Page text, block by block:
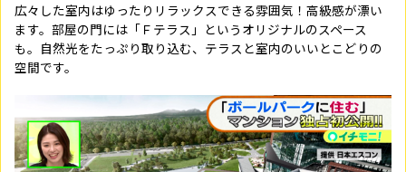
広々した室内はゆったりリラックスできる雰囲気！高級感が漂い
ます。部屋の門には「Ｆテラス」というオリジナルのスペース
も。自然光をたっぷり取り込む、テラスと室内のいいとこどりの
空間です。